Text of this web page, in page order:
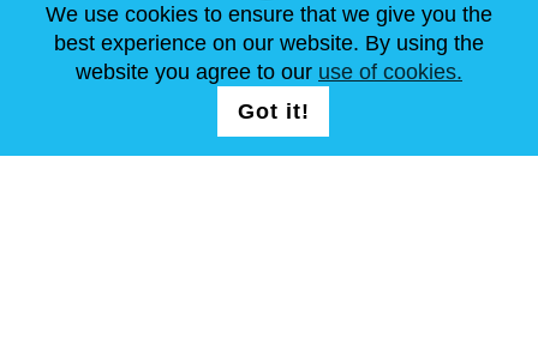
ACTUALITÉS
ARTICLES
ABOUT US
FAQ
DIMENSIONS
NOUS CONTACTER
We use cookies to ensure that we give you the
best experience on our website. By using the
website you agree to our use of cookies.
Got it!